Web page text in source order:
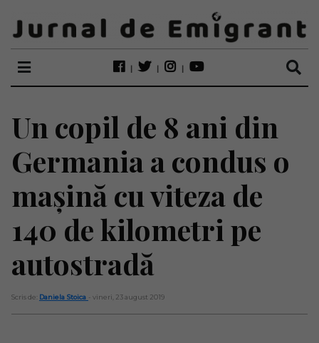
Un copil de 8 ani din
Germania a condus o
mașină cu viteza de
140 de kilometri pe
autostradă
Scris de: Daniela Stoica - vineri, 23 august 2019